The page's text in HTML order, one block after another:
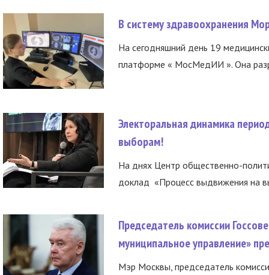
В систему здравоохранения
На сегодняшний день 19
платформе « МосМедИИ ». Она
Электоральная динамика
выборам!
На днях Центр общественно-
доклад «Процесс выдвижения на
Председатель комиссии
муниципальное управление»
Мэр Москвы, председатель